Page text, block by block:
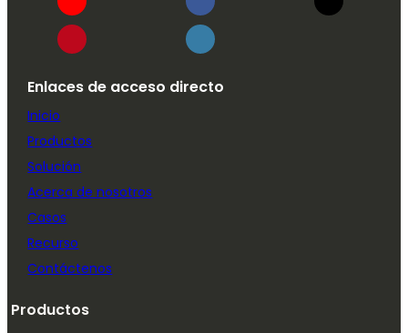
Enlaces de acceso directo
Inicio
Productos
Solución
Acerca de nosotros
Casos
Recurso
Contáctenos
Productos